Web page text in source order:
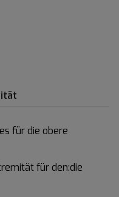
für die obere
für den:die